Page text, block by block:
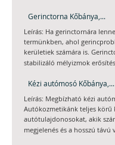
Gerinctorna Kőbánya,...
Leírás: Ha gerinctornára
termünkben, ahol
kerületiek számára is.
stabilizáló mélyizmok
Kézi autómosó Kőbánya,...
Leírás: Megbízható kézi
Autókozmetikánk teljes körű
autótulajdonosokat, akik
megjelenés és a hosszú távú